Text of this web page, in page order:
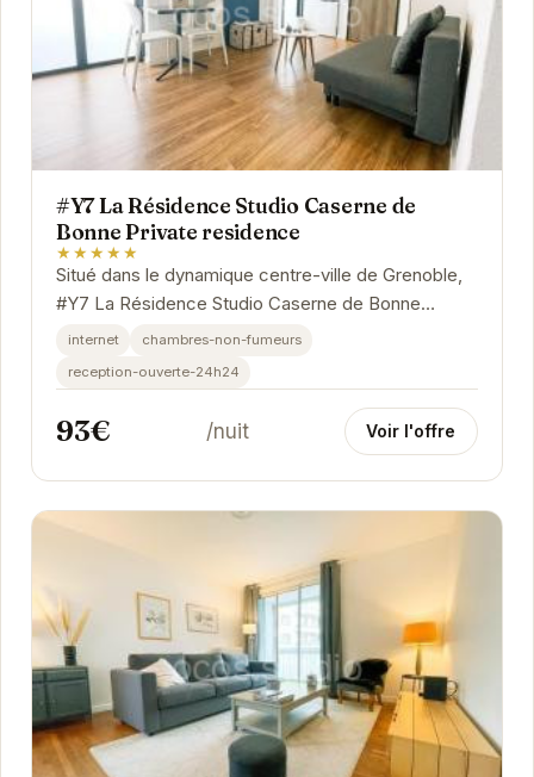
#Y7 La Résidence Studio Caserne de
Bonne Private residence
★★★★★
Situé dans le dynamique centre-ville de Grenoble,
#Y7 La Résidence Studio Caserne de Bonne
Private residence offre un emplacement privilégié
internet
chambres-non-fumeurs
reception-ouverte-24h24
93€ /nuit Voir l'offre